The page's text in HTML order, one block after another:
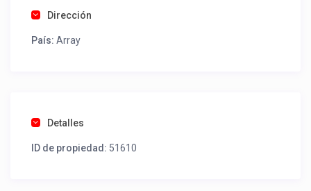
como un profesional sin COMISIONES ni ESTAFAS.
Tel contacto propiedad:
Dirección
País: Array
Detalles
ID de propiedad: 51610